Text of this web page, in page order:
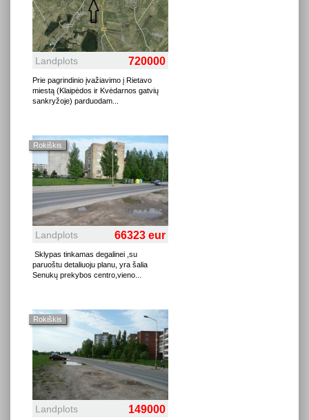
Landplots 720000
Prie pagrindinio įvažiavimo į Rietavo
miestą (Klaipėdos ir Kvėdarnos gatvių
sankryžoje) parduodam
Rokiškis
Landplots 66323 eur
Sklypas tinkamas degalinei ,su
paruoštu detaliuoju planu, yra šalia
Senukų prekybos centro,vieno
Rokiškis
Landplots 149000